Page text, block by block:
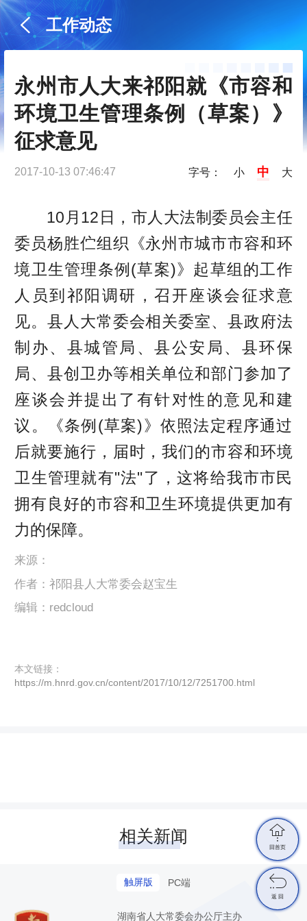
工作动态
永州市人大来祁阳就《市容和
环境卫生管理条例（草案）》
征求意见
2017-10-13 07:46:47 字号： 小 中 大
10月12日，市人大法制委员会主任
委员杨胜伫组织《永州市城市市容和环
境卫生管理条例(草案)》起草组的工作
人员到祁阳调研，召开座谈会征求意
见。县人大常委会相关委室、县政府法
制办、县城管局、县公安局、县环保
局、县创卫办等相关单位和部门参加了
座谈会并提出了有针对性的意见和建
议。《条例(草案)》依照法定程序通过
后就要施行，届时，我们的市容和环境
卫生管理就有"法"了，这将给我市市民
拥有良好的市容和卫生环境提供更加有
力的保障。
来源：
作者：祁阳县人大常委会赵宝生
编辑：redcloud
本文链接：
https://m.hnrd.gov.cn/content/2017/10/12/7251700.html
相关新闻
触屏版 PC端
湖南省人大常委会办公厅主办

回首页

返 回